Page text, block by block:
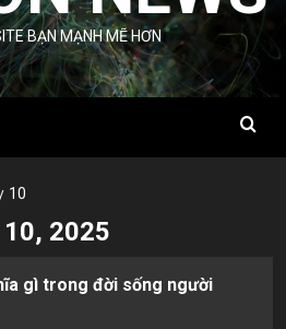
BẠN MẠNH MẼ HƠN
10
2025
gì trong đời sống người